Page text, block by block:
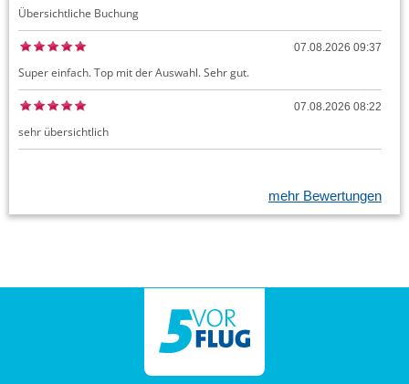
Übersichtliche Buchung
07.08.2026 09:37
Super einfach. Top mit der Auswahl. Sehr gut.
07.08.2026 08:22
sehr übersichtlich
mehr Bewertungen